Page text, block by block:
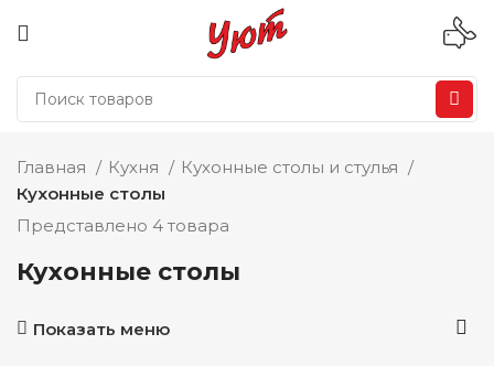
Главная Кухня
Кухонные столы и стулья
Кухонные столы
Представлено 4 товара
Кухонные столы
Показать меню